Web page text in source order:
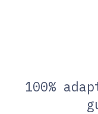
100%